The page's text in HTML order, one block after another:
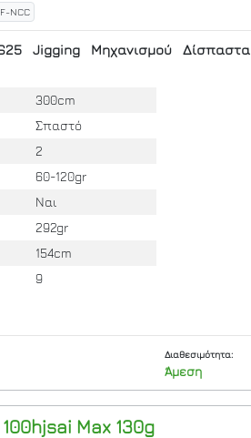
NCC
Jigging Μηχανισμού Δίσπαστα
300cm
Σπαστό
2
60-120gr
Ναι
292gr
154cm
9
Διαθεσιμότητα:
Άμεση
Max 130g